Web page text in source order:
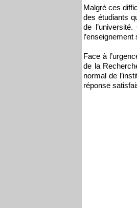
Malgré ces
des étudiants
de
Face à
de la
normal de
réponse